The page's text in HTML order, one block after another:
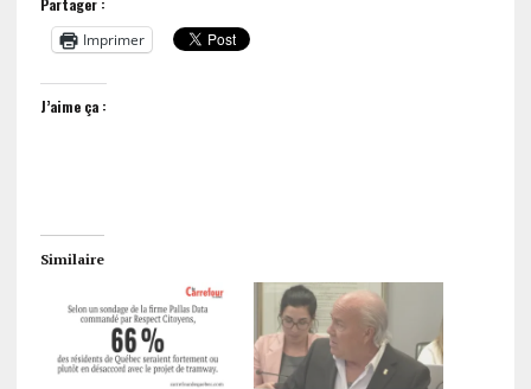
Imprimer
J’aime ça :
Similaire